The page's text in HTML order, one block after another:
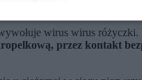
wirus wirus różyczki.
przez kontakt